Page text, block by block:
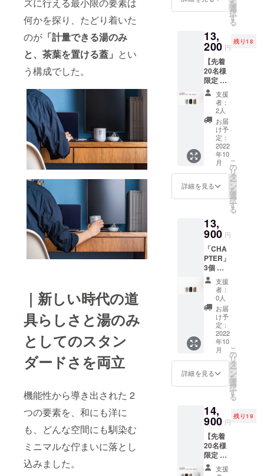
何かを探り、たどり着いた
のが 「計量できる湯のみ
と、茶葉を置ける蓋」 とい
う構成でした。
｜新しい時代の道
具らしさと湯のみ
としてのスタン
ダードさを両立
機能性から導き出された 2
つの要素を、和にも洋に
も、どんな空間にも馴染む
ミニマルな佇まいに落とし
込みました。
ページ
の注意
ご確認
くださ
い。 ※
ご注文
状況、
使用部
材の供
給状
況、製
造工程
上の都
合等に
より出
荷時期
が遅れ
る場合
があり
ます。
色はク
マット
ブラッ
ク・ク
レイ
ベー
ジュの3
色から
お選び
いただ
けま
す。 ※
本製品
は磁器
製品
（焼き
ため、
焼きム
ゴの欠
けなど
の個体
差があ
りま
す。プ
ロジェ
クト
ページ
の注意
事項を
ご確認
くださ
い。 ※
ご注文
状況、
使用部
材の供
給状
造工程
上の都
合等に
より出
荷時期
が遅れ
る場合
があり
76mm
茶/ほう
じ茶
ティー
バッ
グ
10ヶ
月 ※未
開封
※TOP画
像の色
はクリ
アグ
レーと
マット
ブラッ
す。 ※
色はク
マット
ブラッ
ク・ク
レイ
ベー
ジュの
中から2
つお選
びいた
だけま
す。 ※
本製品
は磁器
製品
（焼き
ため、
焼きム
ゴの欠
けなど
の個体
差があ
りま
す。プ
ロジェ
クト
ンコー
ドは、
メッ
セージ
機能に
てお知
らせ致
しま
す。 ■
仕様 高
さ：
112mm
幅：
76mm
■賞味
茶/ほう
じ茶
グ
10ヶ
月 ※未
開封
※TOP画
像の色
はクリ
アグ
レーと
マット
ブラッ
クで
す。 ※
色はク
リアグ
マット
ブラッ
ベー
ジュの
中から2
つお選
びいた
だけま
す。 ※
バッグ1
分お楽
しみい
ただけ
ます ・
お礼の
メッ
セージ
カード
・美濃
加茂茶
舗オン
ライン
ストア
で何度
でもご
利用頂
ける
10%OF
Fのクー
コード
※有効期
限は発
行日か
ら180日
間で
す。 ※
クーポ
ンコー
ドは、
メッ
セージ
機能に
てお知
らせ致
す。 ■
仕様 高
幅：
76mm
■賞味
期限 煎
茶/ほう
じ茶
ティー
ER[チャ
プ
個 ・美
濃加茂
茶舗の
煎茶
ティー
バッグ
（3g×8
個入
り）／
ほうじ
ティー
バッグ
（3g×8
個入
り）※
ティー
個で2杯
しみい
ただけ
ます ・
お礼の
メッ
セージ
カード
・美濃
加茂茶
舗オン
ライン
ストア
で何度
でもご
利用頂
ける
10%OF
Fのクー
※有効期
限は発
行日か
ら180日
間で
す。 ※
クーポ
を
選
択
す
る
13,
200 円
残り18
【先着
20名様
限定 早
割】
「CHA
PTER」
3個 ＋
お試し
用煎茶
／ほう
じ茶／
和紅茶
ティー
バッグ
各1個 ■
リター
・
CHAPT
ER[チャ
プ
ター]×3
個 ・美
濃加茂
茶舗の
煎茶／
ほうじ
／和紅
ティー
バッ
グ ※
ティー
バッグ1
ただけ
ます ・
お礼の
メッ
セージ
カード
・美濃
支援
者：
2人
お届
け予
定：
2022
年10
月
詳細を見る
こ
の
リ
タ
ー
ン
を
選
択
す
る
13,
900 円
「CHA
PTER」
3個 ＋
お試し
用煎茶
／ほう
じ茶／
和紅茶
ティー
バッグ
各1個 ■
リター
ン内容
・
CHAPT
ER[チャ
ター]×3
個 ・美
濃加茂
茶舗の
煎茶／
ほうじ
／和紅
支援
者：
0人
お届
け予
定：
2022
年10
月
詳細を見る
こ
の
リ
タ
ー
ン
を
選
択
す
る
14,
900 円
残り19
【先着
20名様
限定 早
割】
「CHA
支援